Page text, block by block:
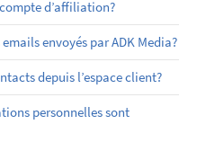
d’affiliation?
envoyés par ADK Media?
depuis l’espace client?
personnelles sont